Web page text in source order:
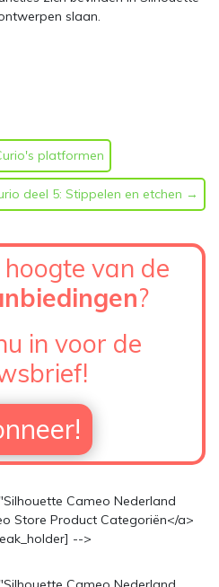
slaan.
platformen
deel 5: Stippelen en etchen →
van de
?
in voor de
Cameo Nederland
Store Product Categoriën</a>
-->